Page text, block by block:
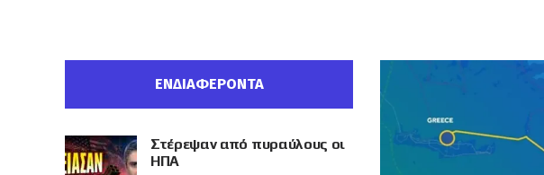
ΕΝΔΙΑΦΕΡΟΝΤΑ
Στέρεψαν από πυραύλους οι
ΗΠΑ